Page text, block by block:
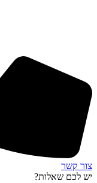
צור קשר
יש לכם שאלות?